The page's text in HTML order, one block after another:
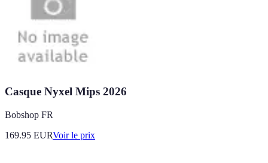
Casque Nyxel Mips 2026
Bobshop FR
169.95 EURVoir le prix